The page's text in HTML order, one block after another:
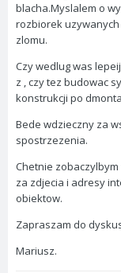
blacha.Myslalem o
rozbiorek
zlomu.
Czy wedlug was
z , czy tez budowac
konstrukcji po
Bede wdzieczny za
spostrzezenia.
Chetnie
za zdjecia i adresy
obiektow.
Zapraszam do
Mariusz.